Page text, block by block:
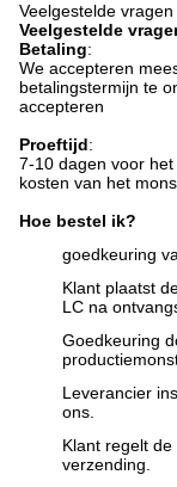
Veelgestelde vragen
Veelgestelde
Betaling:
We accepteren
betalingstermijn te
accepteren
Proeftijd:
7-10 dagen voor
kosten van het
Hoe bestel ik?
goedkeuring
Klant plaatst
LC na
Goedkeuring
Leverancier
ons.
Klant regelt
verzending.